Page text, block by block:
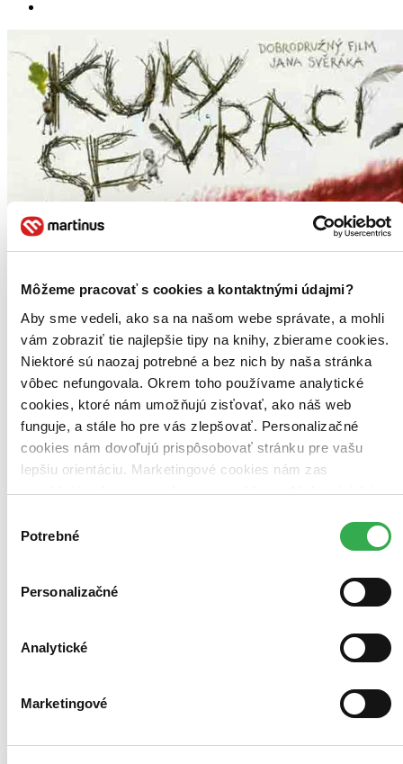
Môžeme pracovať s cookies a kontaktnými údajmi?
Aby sme vedeli, ako sa na našom webe správate, a mohli
vám zobraziť tie najlepšie tipy na knihy, zbierame cookies.
Niektoré sú naozaj potrebné a bez nich by naša stránka
vôbec nefungovala. Okrem toho používame analytické
cookies, ktoré nám umožňujú zisťovať, ako náš web
funguje, a stále ho pre vás zlepšovať. Personalizačné
cookies nám dovoľujú prispôsobovať stránku pre vašu
lepšiu orientáciu. Marketingové cookies nám zas
umožňujú zobrazenie relevantnej reklamy. Niektoré údaje
keby sme mohli používať všetky tieto cookies. Ďakujeme!
súhlasu
Potrebné
Personalizačné
Analytické
Marketingové
Petr Čtvrtníček
ďalší